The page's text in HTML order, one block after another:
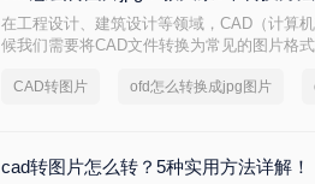
在工程设计、建筑设计等领域，CAD（计算
候我们需要将CAD文件转换为常见的图片格
CAD转图片 ofd怎么转换成jpg图片
cad转图片怎么转？5种实用方法详解！